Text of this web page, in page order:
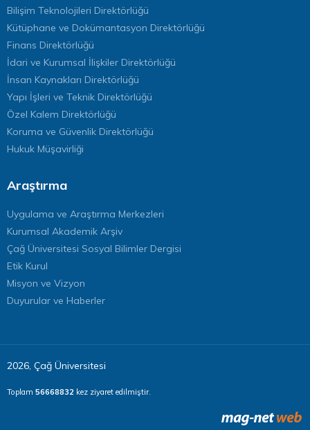
Bilişim Teknolojileri Direktörlüğü
Kütüphane ve Dokümantasyon Direktörlüğü
Finans Direktörlüğü
İdari ve Kurumsal İlişkiler Direktörlüğü
İnsan Kaynakları Direktörlüğü
Yapı İşleri ve Teknik Direktörlüğü
Özel Kalem Direktörlüğü
Koruma ve Güvenlik Direktörlüğü
Hukuk Müşavirliği
Araştırma
Uygulama ve Araştırma Merkezleri
Kurumsal Akademik Arşiv
Çağ Üniversitesi Sosyal Bilimler Dergisi
Etik Kurul
Misyon ve Vizyon
Duyurular ve Haberler
2026, Çağ Üniversitesi
Toplam 56668832 kez ziyaret edilmiştir.